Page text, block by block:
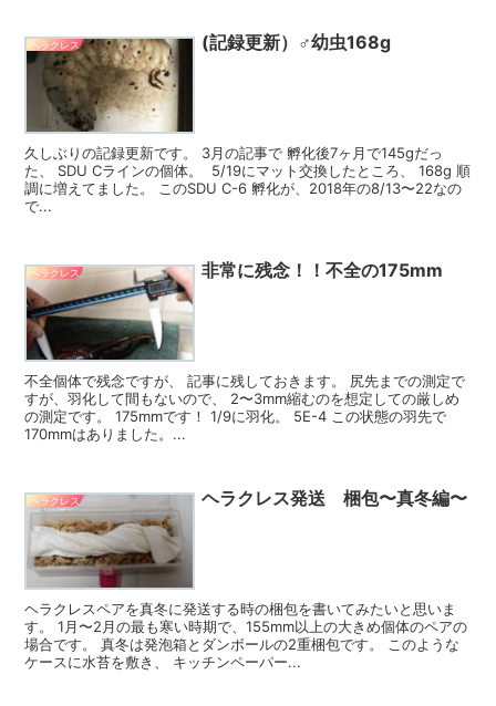
ヘラクレス (記録更新）♂幼虫168g
久しぶりの記録更新です。 3月の記事で 孵化後7ヶ月で145gだっ
た、 SDU Cラインの個体。 5/19にマット交換したところ、 168g 順
調に増えてました。 このSDU C-6 孵化が、2018年の8/13〜22なの
で...
ヘラクレス 非常に残念！！不全の175mm
不全個体で残念ですが、 記事に残しておきます。 尻先までの測定で
すが、羽化して間もないので、 2〜3mm縮むのを想定しての厳しめ
の測定です。 175mmです！ 1/9に羽化。 5E-4 この状態の羽先で
170mmはありました。...
ヘラクレス ヘラクレス発送 梱包〜真冬編〜
ヘラクレスペアを真冬に発送する時の梱包を書いてみたいと思いま
す。 1月〜2月の最も寒い時期で、155mm以上の大きめ個体のペアの
場合です。 真冬は発泡箱とダンボールの2重梱包です。 このような
ケースに水苔を敷き、 キッチンペーパー...